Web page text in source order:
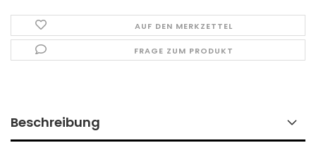
AUF DEN MERKZETTEL
FRAGE ZUM PRODUKT
Beschreibung